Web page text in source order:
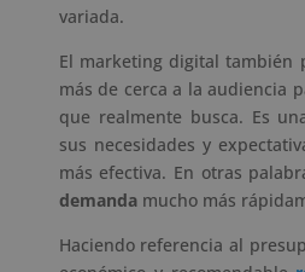
variada.
El marketing digital también
más de cerca a la audiencia
que realmente busca. Es
sus necesidades y
más efectiva. En otras
demandamucho más
Haciendo referencia al